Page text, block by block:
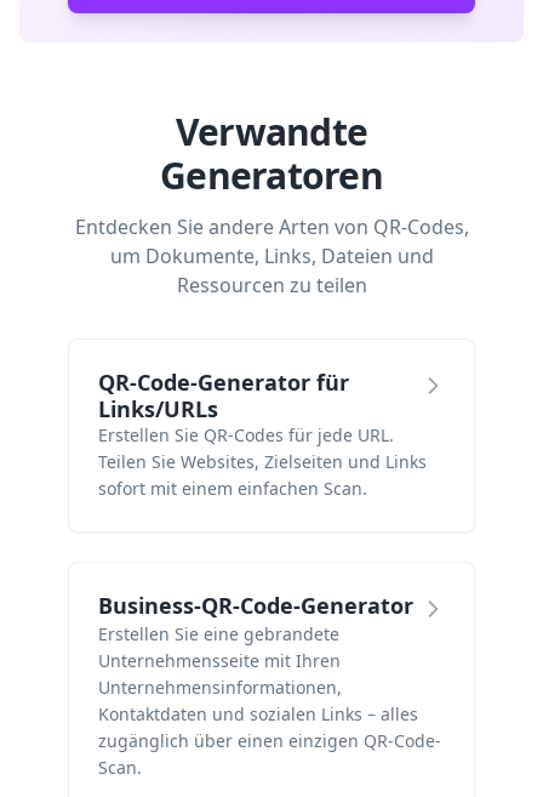
Verwandte
Generatoren
Entdecken Sie andere Arten von QR-Codes,
um Dokumente, Links, Dateien und
Ressourcen zu teilen
QR-Code-Generator für
Links/URLs
Erstellen Sie QR-Codes für jede URL.
Teilen Sie Websites, Zielseiten und Links
sofort mit einem einfachen Scan.
Business-QR-Code-Generator
Erstellen Sie eine gebrandete
Unternehmensseite mit Ihren
Unternehmensinformationen,
Kontaktdaten und sozialen Links – alles
zugänglich über einen einzigen QR-Code-
Scan.